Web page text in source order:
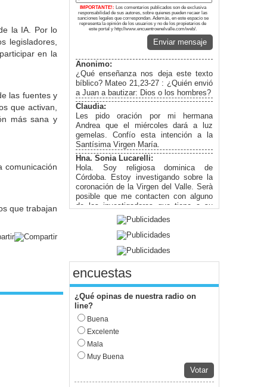
la IA. Por lo
legisladores,
en la
las fuentes y
que activan,
más sana y
comunicación
que trabajan
IMPORTANTE!: Los comentarios publicados son de exclusiva
responsabilidad de sus autores, sobre quienes pueden recaer las
sanciones legales que correspondan. Además, en este espacio se
representa la opinión de los usuarios y no de los propietarios de
este portal y http://www.encuentroenelvalle.com/web/.
Enviar mensaje
Anonimo:
¿Qué enseñanza nos deja este texto
bíblico? Mateo 21,23-27 : ¿Quién envió
a Juan a bautizar: Dios o los hombres?
Claudia:
Les pido oración por mi hermana
Andrea que el miércoles dará a luz
gemelas. Confío esta intención a la
Santísima Virgen María.
Hna. Sonia Lucarelli:
Hola. Soy religiosa dominica de
Córdoba. Estoy investigando sobre la
coronación de la Virgen del Valle. Serà
posible que me contacten con alguno
de los investigadores que tiene a su
cargo la historia?
Miguel Di Pietro:
desde Buenos Aires, si pueden pasar
un link facebook para ver im{agenes
Miguel Di Pietro:
Guillermo ,Desde el programa Maria
nos ponemos bajo su protección en
este d{ia de fiesta,Miguel Di Pietro
Valeria Vildoza:
Muy bueno el espacio para poder
compartir la fe. Muchas Felicidades....
Marina:
Un espacio genial para anunciar la
encuestas
¿Qué opinas de nuestra radio on
line?
Buena
Excelente
Mala
Muy Buena
Votar